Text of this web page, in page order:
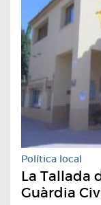
Política local
La Tallada
Guàrdia